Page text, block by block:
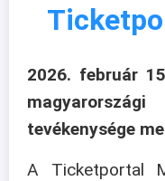
2026. február
tevékenysége
A Ticketportal